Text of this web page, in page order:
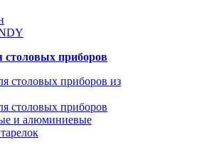
столовых приборов
столовых приборов из
столовых приборов
и алюминиевые